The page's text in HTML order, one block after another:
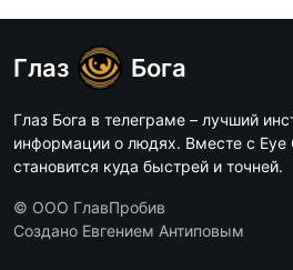
Глаз Бога
Глаз Бога в телеграме – лучший
информации о людях. Вместе с Eye
становится куда быстрей и точней.
© ООО ГлавПробив
Создано Евгением Антиповым